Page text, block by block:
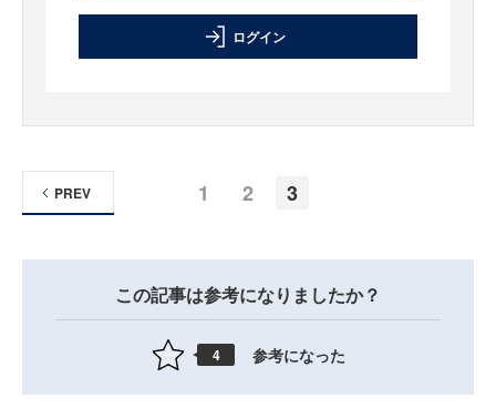
ログイン
1 2 3
PREV
この記事は参考になりましたか？
4 参考になった